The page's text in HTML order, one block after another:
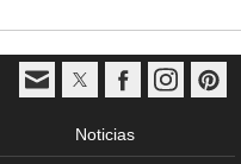
Noticias